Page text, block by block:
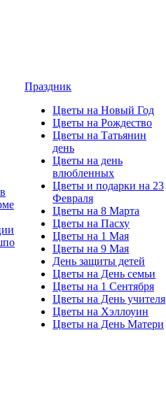
Праздник
Цветы на Новый Год
Цветы на Рождество
Цветы на Татьянин
день
Цветы на день
влюбленных
Цветы и подарки на 23
Февраля
Цветы на 8 Марта
Цветы на Пасху
Цветы на 1 Мая
Цветы на 9 Мая
День защиты детей
Цветы на День семьи
Цветы на 1 Сентября
Цветы на День учителя
Цветы на Хэллоуин
Цветы на День Матери